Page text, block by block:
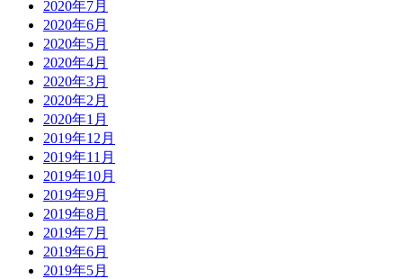
2020年7月
2020年6月
2020年5月
2020年4月
2020年3月
2020年2月
2020年1月
2019年12月
2019年11月
2019年10月
2019年9月
2019年8月
2019年7月
2019年6月
2019年5月